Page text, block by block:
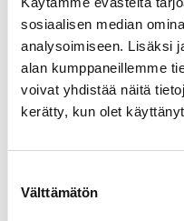
sosiaalisen median
analysoimiseen. Lisäksi
alan kumppaneillemme
voivat yhdistää näitä
kerätty, kun olet
valinta
Välttämätön
TAKI- lattiakiinnike